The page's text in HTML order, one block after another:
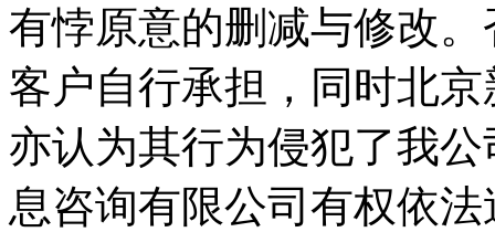
有悖原意的删减与修改
客户自行承担，同时北
亦认为其行为侵犯了我
息咨询有限公司有权依